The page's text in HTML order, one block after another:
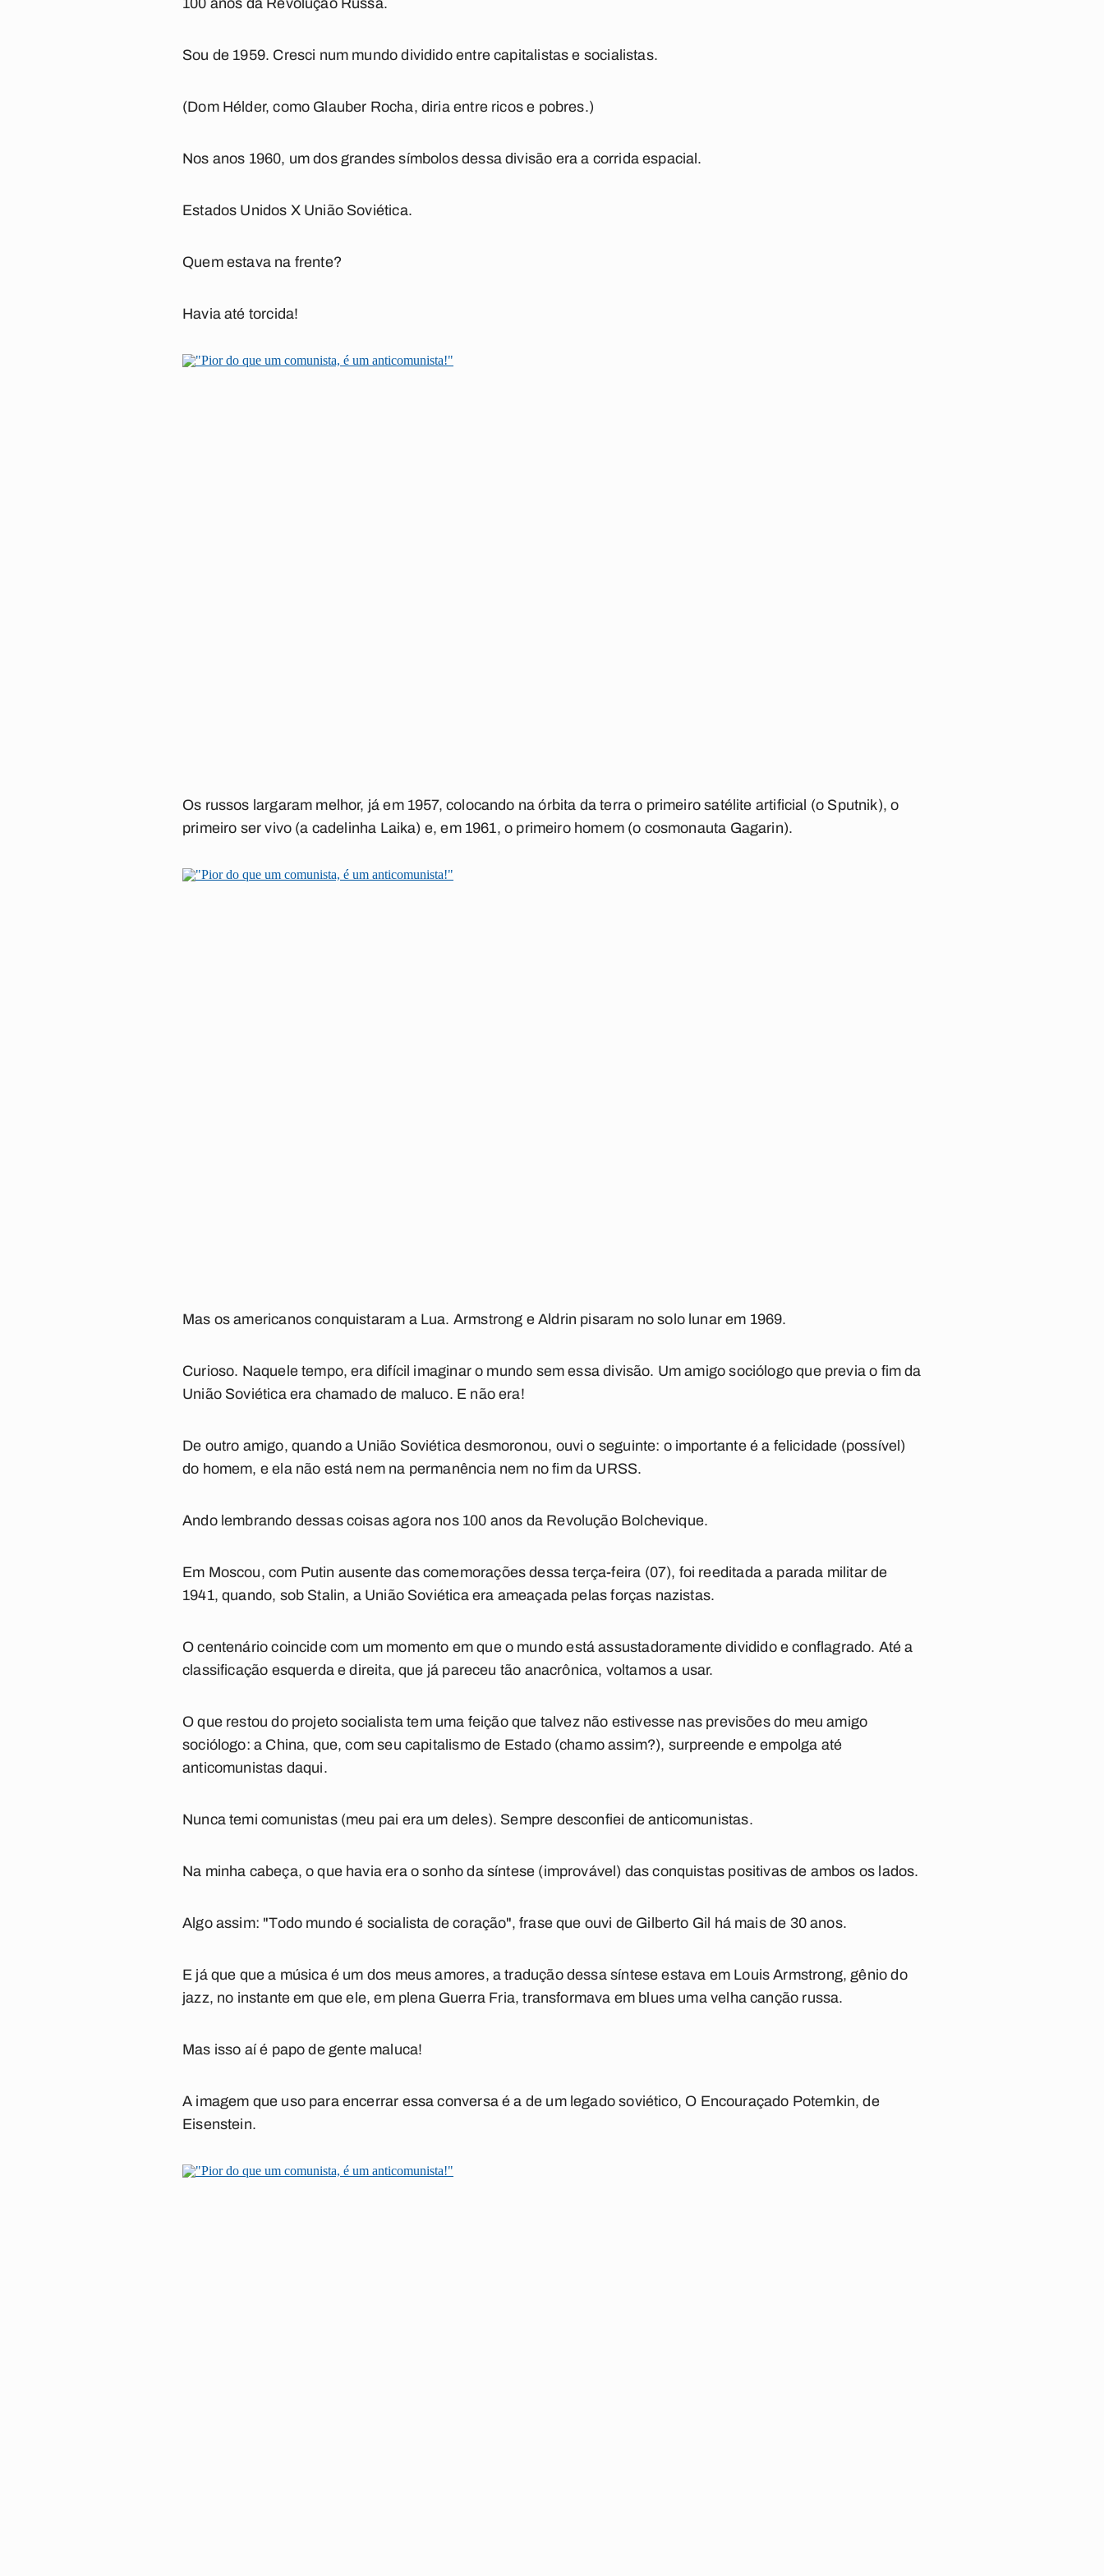
100 anos da Revolução Russa.
Sou de 1959. Cresci num mundo dividido entre capitalistas e socialistas.
(Dom Hélder, como Glauber Rocha, diria entre ricos e pobres.)
Nos anos 1960, um dos grandes símbolos dessa divisão era a corrida espacial.
Estados Unidos X União Soviética.
Quem estava na frente?
Havia até torcida!
Os russos largaram melhor, já em 1957, colocando na órbita da terra o primeiro satélite artificial (o Sputnik), o
primeiro ser vivo (a cadelinha Laika) e, em 1961, o primeiro homem (o cosmonauta Gagarin).
Mas os americanos conquistaram a Lua. Armstrong e Aldrin pisaram no solo lunar em 1969.
Curioso. Naquele tempo, era difícil imaginar o mundo sem essa divisão. Um amigo sociólogo que previa o fim da
União Soviética era chamado de maluco. E não era!
De outro amigo, quando a União Soviética desmoronou, ouvi o seguinte: o importante é a felicidade (possível)
do homem, e ela não está nem na permanência nem no fim da URSS.
Ando lembrando dessas coisas agora nos 100 anos da Revolução Bolchevique.
Em Moscou, com Putin ausente das comemorações dessa terça-feira (07), foi reeditada a parada militar de
1941, quando, sob Stalin, a União Soviética era ameaçada pelas forças nazistas.
O centenário coincide com um momento em que o mundo está assustadoramente dividido e conflagrado. Até a
classificação esquerda e direita, que já pareceu tão anacrônica, voltamos a usar.
O que restou do projeto socialista tem uma feição que talvez não estivesse nas previsões do meu amigo
sociólogo: a China, que, com seu capitalismo de Estado (chamo assim?), surpreende e empolga até
anticomunistas daqui.
Nunca temi comunistas (meu pai era um deles). Sempre desconfiei de anticomunistas.
Na minha cabeça, o que havia era o sonho da síntese (improvável) das conquistas positivas de ambos os lados.
Algo assim: "Todo mundo é socialista de coração", frase que ouvi de Gilberto Gil há mais de 30 anos.
E já que que a música é um dos meus amores, a tradução dessa síntese estava em Louis Armstrong, gênio do
jazz, no instante em que ele, em plena Guerra Fria, transformava em blues uma velha canção russa.
Mas isso aí é papo de gente maluca!
A imagem que uso para encerrar essa conversa é a de um legado soviético, O Encouraçado Potemkin, de
Eisenstein.